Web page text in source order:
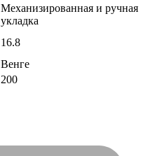
Механизированная и ручная
укладка
16.8
Венге
200